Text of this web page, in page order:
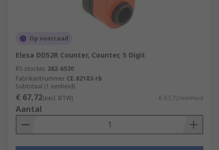
Op voorraad
Elesa DD52R Counter, Counter, 5 Digit
RS-stocknr. 382-6530
Fabrikantnummer CE.82183-rb
Subtotaal (1 eenheid)
€ 67,72(excl. BTW) € 67,72/eenheid
Aantal